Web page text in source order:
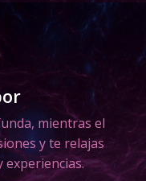
mientras el
y te relajas
experiencias.